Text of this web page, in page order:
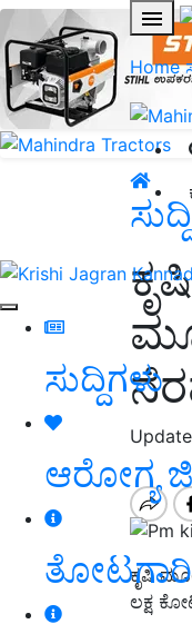
Home
ಸುದ್ದಿಗಳು
ಆರೋಗ್ಯ
ಕೃಷಿ
ಲಕ್ಷ